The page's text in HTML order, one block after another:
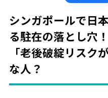
シンガポールで日
る駐在の落とし穴
「老後破綻リスク
な人？